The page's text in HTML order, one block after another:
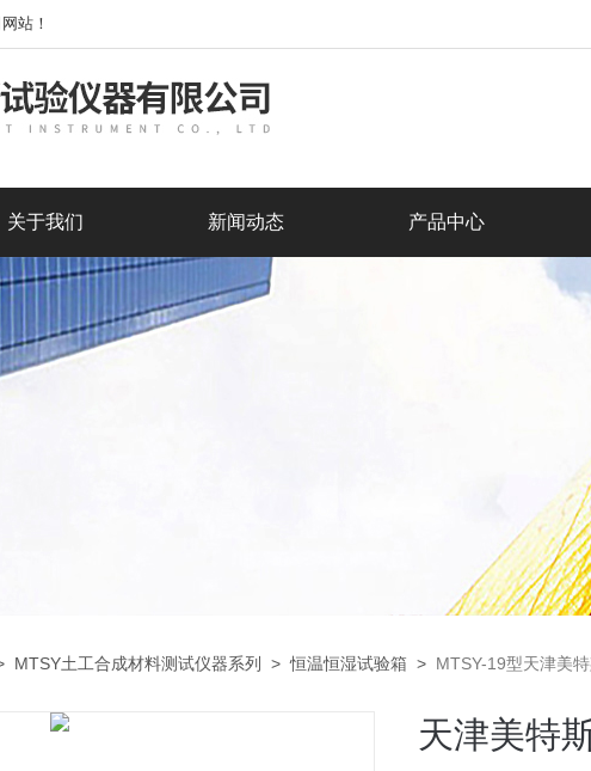
站！
关于我们 新闻动态 产品中心
MTSY土工合成材料测试仪器系列 >恒温恒湿试验箱 > MTSY-19型天津美
天津美特